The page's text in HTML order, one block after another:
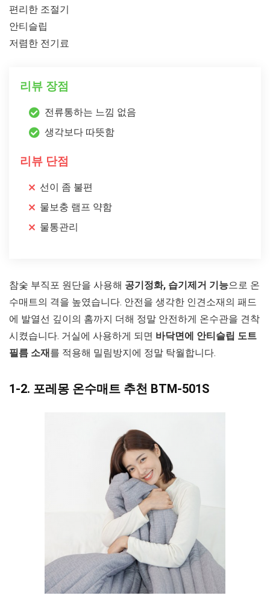
편리한 조절기
안티슬립
저렴한 전기료
리뷰 장점
전류통하는 느낌 없음
생각보다 따뜻함
리뷰 단점
선이 좀 불편
물보충 램프 약함
물통관리
참숯 부직포 원단을 사용해 공기정화, 습기제거 기능으로 온
수매트의 격을 높였습니다. 안전을 생각한 인견소재의 패드
에 발열선 깊이의 홈까지 더해 정말 안전하게 온수관을 견착
시켰습니다. 거실에 사용하게 되면 바닥면에 안티슬립 도트
필름 소재를 적용해 밀림방지에 정말 탁월합니다.
1-2. 포레몽 온수매트 추천 BTM-501S